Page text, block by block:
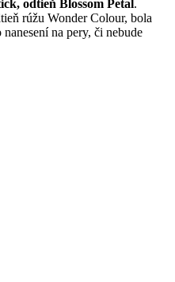
odtieň Blossom Petal.
rúžu Wonder Colour, bola
na pery, či nebude